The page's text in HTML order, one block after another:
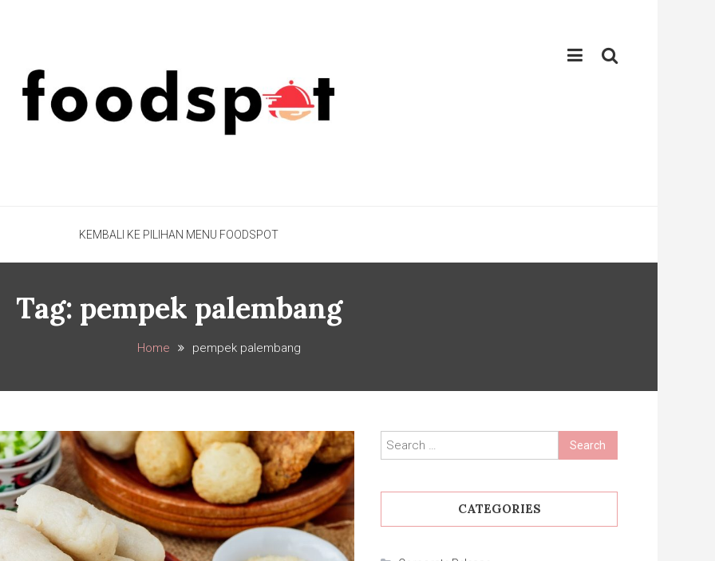
KEMBALI KE PILIHAN MENU FOODSPOT
Tag: pempek palembang
Home pempek palembang
Search
for:
CATEGORIES